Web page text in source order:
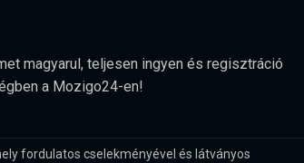
magyarul, teljesen ingyen és regisztráció
a Mozigo24-en!
fordulatos cselekményével és látványos